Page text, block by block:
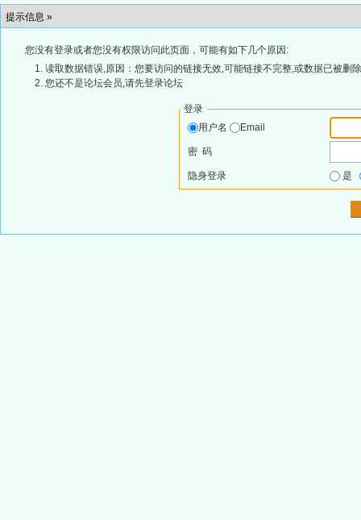
提示信息 »
您没有登录或者您没有权限访问此页面，可能有如下几个原因:
读取数据错误,原因：您要访问的链接无效,可能链接不完整,或数据已被删
您还不是论坛会员,请先登录论坛
登录
用户名
Email
密 码
隐身登录 是